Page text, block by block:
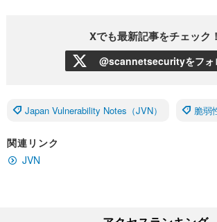
Xでも最新記事をチェック！
@scannetsecurityをフォ
Japan Vulnerability Notes（JVN） 脆弱
関連リンク
JVN